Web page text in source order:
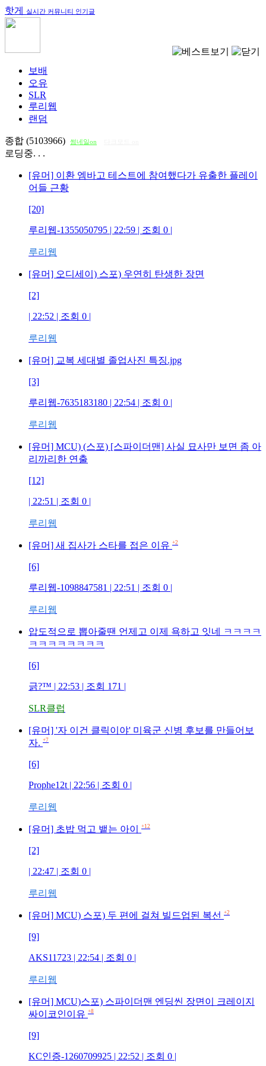
핫게 실시간 커뮤니티 인기글
보배
오유
SLR
루리웹
랜덤
종합 (5103966) 썸네일on
로딩중. . .
[유머] 이환 엠바고 테스트에 참여했다가 유출한 플레이
어들 근황
[20]
루리웹-1355050795 | 22:59 | 조회 0 |
루리웹
[유머] 오디세이) 스포) 우연히 탄생한 장면
[2]
| 22:52 | 조회 0 |
루리웹
[유머] 교복 세대별 졸업사진 특징.jpg
[3]
루리웹-7635183180 | 22:54 | 조회 0 |
루리웹
[유머] MCU) (스포) [스파이더맨] 사실 묘사만 보면 좀 아
리까리한 연출
[12]
| 22:51 | 조회 0 |
루리웹
[유머] 새 집사가 스타를 접은 이유 +2
[6]
루리웹-1098847581 | 22:51 | 조회 0 |
루리웹
압도적으로 뽑아줄땐 언제고 이제 욕하고 잇네 ㅋㅋㅋㅋ
ㅋㅋㅋㅋㅋㅋㅋㅋ
[6]
긁?™ | 22:53 | 조회 171 |
SLR클럽
[유머] '자 이건 클릭이야' 미육군 신병 후보를 만들어보
자. +7
[6]
Prophe12t | 22:56 | 조회 0 |
루리웹
[유머] 초밥 먹고 뱉는 아이 +12
[2]
| 22:47 | 조회 0 |
루리웹
[유머] MCU) 스포) 두 편에 걸쳐 빌드업된 복선 +2
[9]
AKS11723 | 22:54 | 조회 0 |
루리웹
[유머] MCU)스포) 스파이더맨 엔딩씬 장면이 크레이지
싸이코인이유 +8
[9]
KC인증-1260709925 | 22:52 | 조회 0 |